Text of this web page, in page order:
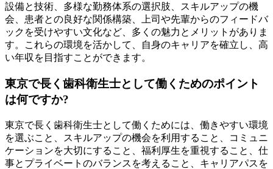
設備と技術、多様な勤務体系の選択肢、スキルアップの機
会、患者との良好な関係構築、上司や先輩からのフィードバ
ックを受けやすい文化など、多くの魅力とメリットがありま
す。これらの環境を活かして、自身のキャリアを確立し、高
い年収を目指すことができます。
東京で長く歯科衛生士として働くためのポイント
は何ですか?
東京で長く歯科衛生士として働くためには、働きやすい環境
を選ぶこと、スキルアップの機会を利用すること、コミュニ
ケーションを大切にすること、福利厚生を重視すること、仕
事とプライベートのバランスを考えること、キャリアパスを